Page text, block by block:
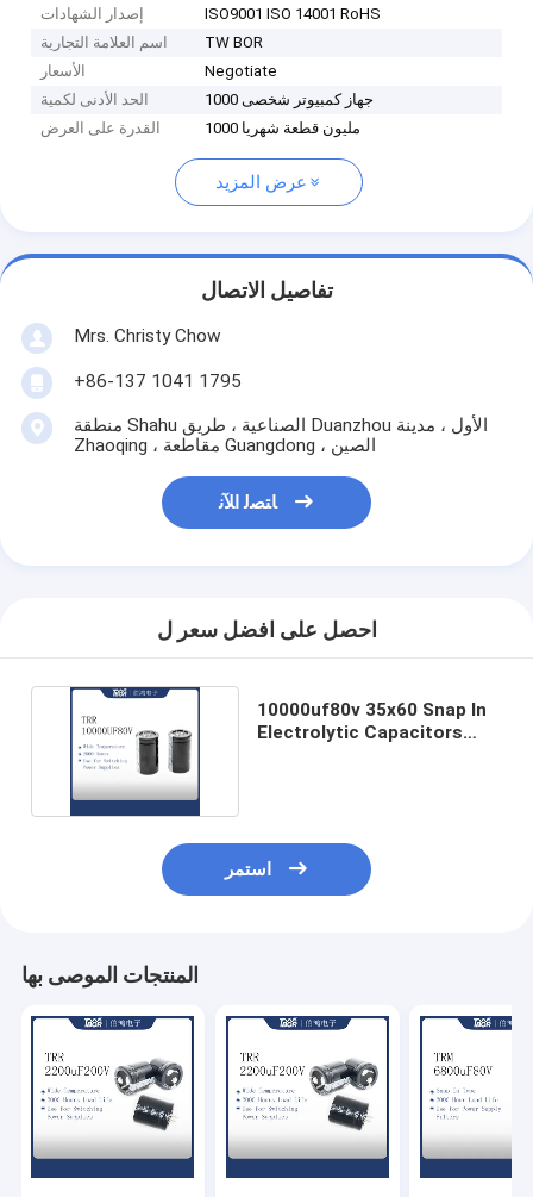
إصدار الشهادات
ISO9001 ISO 14001 RoHS
اسم العلامة التجارية
TW BOR
الأسعار
Negotiate
الحد الأدنى لكمية
1000 جهاز كمبيوتر شخصى
القدرة على العرض
1000 مليون قطعة شهريا
عرض المزيد
تفاصيل الاتصال
Mrs. Christy Chow
+86-137 1041 1795
منطقة Shahu الصناعية ، طريق Duanzhou الأول ، مدينة
Zhaoqing ، مقاطعة Guangdong ، الصين
ﺎﺘﺼﻟ ﺍﻶﻧ
احصل على افضل سعر ل
10000uf80v 35x60 Snap In
Electrolytic Capacitors
استمر
المنتجات الموصى بها